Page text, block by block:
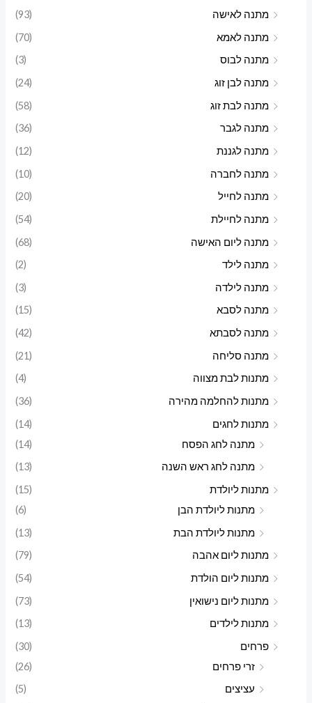
מתנה לאישה
(93)
מתנה לאמא
(70)
מתנה לבוס
(3)
מתנה לבן זוג
(24)
מתנה לבת זוג
(58)
מתנה לגבר
(36)
מתנה לגננת
(12)
מתנה לחברה
(10)
מתנה לחייל
(20)
מתנה לחיילת
(54)
מתנה ליום האישה
(68)
מתנה לילד
(2)
מתנה לילדה
(3)
מתנה לסבא
(15)
מתנה לסבתא
(42)
מתנה סליחה
(21)
מתנות לבת מצווה
(4)
מתנות להחלמה מהירה
(36)
מתנות לחגים
(14)
מתנה לחג הפסח
(14)
מתנה לחג ראש השנה
(13)
מתנות ליולדת
(15)
מתנות ליולדת הבן
(6)
מתנות ליולדת הבת
(13)
מתנות ליום אהבה
(79)
מתנות ליום הולדת
(54)
מתנות ליום נישואין
(73)
מתנות לילדים
(13)
פרחים
(30)
זרי פרחים
(26)
עציצים
(5)